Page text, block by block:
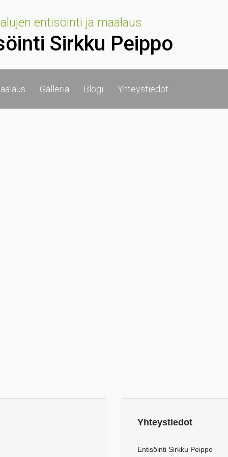
entisöinti ja maalaus
Sirkku Peippo
Galleria Blogi Yhteystiedot
Yhteystiedot
Entisöinti Sirkku Peippo